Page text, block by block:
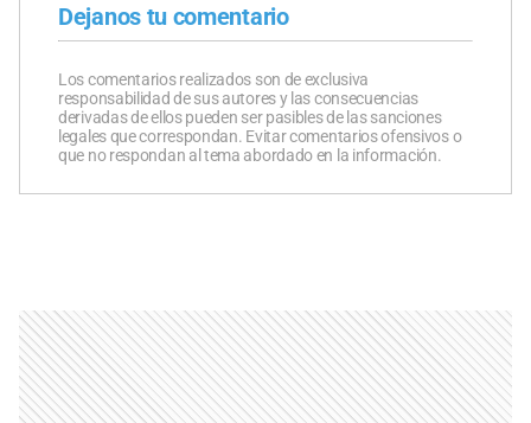
Dejanos tu comentario
Los comentarios realizados son de exclusiva
responsabilidad de sus autores y las consecuencias
derivadas de ellos pueden ser pasibles de las sanciones
legales que correspondan. Evitar comentarios ofensivos o
que no respondan al tema abordado en la información.